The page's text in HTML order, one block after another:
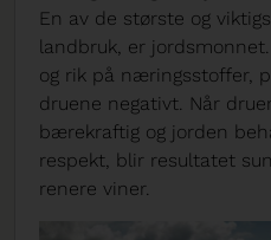
En av de største og
landbruk, er
og rik på næringsstoffer,
druene negativt. Når
bærekraftig og jorden
respekt, blir resultatet
renere viner.